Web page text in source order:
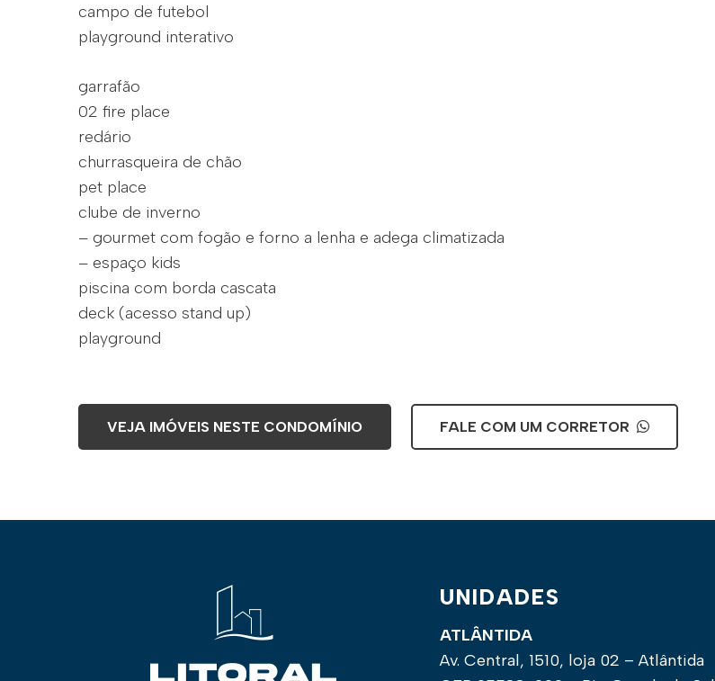
campo de futebol
playground interativo
garrafão
02 fire place
redário
churrasqueira de chão
pet place
clube de inverno
– gourmet com fogão e forno a lenha e adega climatizada
– espaço kids
piscina com borda cascata
deck (acesso stand up)
playground
VEJA IMÓVEIS NESTE CONDOMÍNIO FALE COM UM CORRETOR
UNIDADES
ATLÂNTIDA
Av. Central, 1510, loja 02 – Atlântida